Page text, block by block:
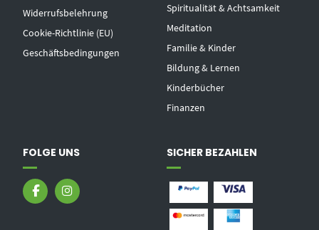
Widerrufsbelehrung
Cookie-Richtlinie (EU)
Geschäftsbedingungen
Spiritualität & Achtsamkeit
Meditation
Familie & Kinder
Bildung & Lernen
Kinderbücher
Finanzen
FOLGE UNS SICHER BEZAHLEN